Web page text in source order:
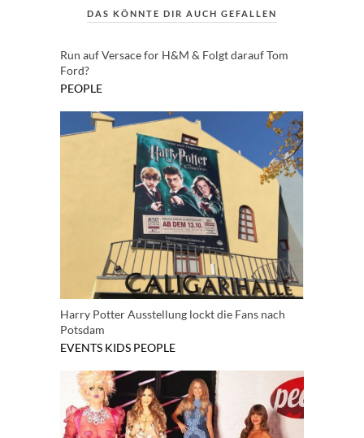
DAS KÖNNTE DIR AUCH GEFALLEN
Run auf Versace for H&M & Folgt darauf Tom
Ford?
PEOPLE
Harry Potter Ausstellung lockt die Fans nach
Potsdam
EVENTS KIDS PEOPLE